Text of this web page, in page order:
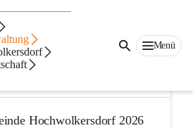
Menü
Haushalt
Hochwolkersdorf 2025
Hochwolkersdorf 2026